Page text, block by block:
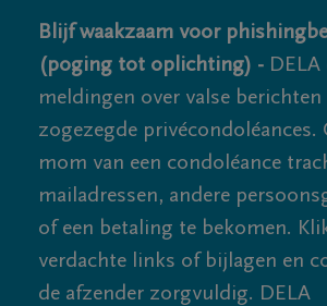
Blijf waakzaam voor
(poging tot oplichting) -
meldingen over valse berichten
zogezegde privécondoléances.
mom van een condoléance
mailadressen, andere
of een betaling te bekomen.
verdachte links of bijlagen en
de afzender zorgvuldig. DELA